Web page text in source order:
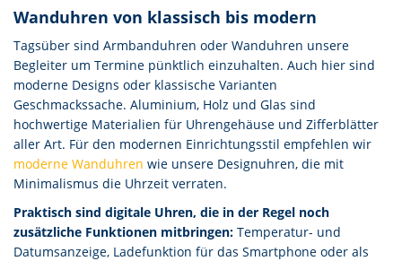
Wanduhren von klassisch bis modern
Tagsüber sind Armbanduhren oder Wanduhren unsere
Begleiter um Termine pünktlich einzuhalten. Auch hier sind
moderne Designs oder klassische Varianten
Geschmackssache. Aluminium, Holz und Glas sind
hochwertige Materialien für Uhrengehäuse und Zifferblätter
aller Art. Für den modernen Einrichtungsstil empfehlen wir
moderne Wanduhren wie unsere Designuhren, die mit
Minimalismus die Uhrzeit verraten.
Praktisch sind digitale Uhren, die in der Regel noch
zusätzliche Funktionen mitbringen: Temperatur- und
Datumsanzeige, Ladefunktion für das Smartphone oder als